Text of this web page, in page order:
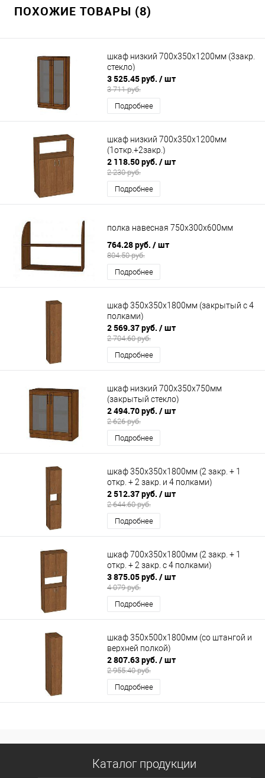
ПОХОЖИЕ ТОВАРЫ (8)
шкаф низкий 700х350х1200мм (3закр.
стекло)
3 525.45 руб. / шт
3 711 руб.
Подробнее
шкаф низкий 700х350х1200мм
(1откр.+2закр.)
2 118.50 руб. / шт
2 230 руб.
Подробнее
полка навесная 750х300х600мм
764.28 руб. / шт
804.50 руб.
Подробнее
шкаф 350х350х1800мм (закрытый с 4
полками)
2 569.37 руб. / шт
2 704.60 руб.
Подробнее
шкаф низкий 700х350х750мм
(закрытый стекло)
2 494.70 руб. / шт
2 626 руб.
Подробнее
шкаф 350х350х1800мм (2 закр. + 1
откр. + 2 закр. и 4 полками)
2 512.37 руб. / шт
2 644.60 руб.
Подробнее
шкаф 700х350х1800мм (2 закр. + 1
откр. + 2 закр. с 4 полками)
3 875.05 руб. / шт
4 079 руб.
Подробнее
шкаф 350х500х1800мм (со штангой и
верхней полкой)
2 807.63 руб. / шт
2 955.40 руб.
Подробнее
Каталог продукции